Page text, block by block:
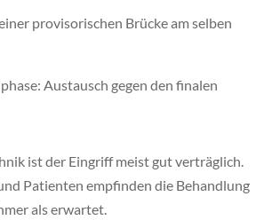
provisorischen Brücke am selben
Austausch gegen den finalen
ist der Eingriff meist gut verträglich.
Patienten empfinden die Behandlung
als erwartet.